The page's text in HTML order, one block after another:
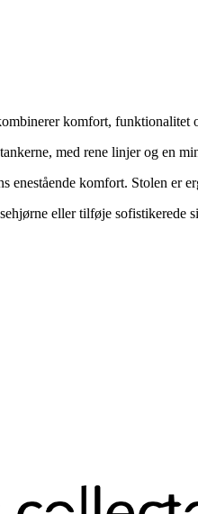
komfort, funktionalitet
med rene linjer og en
enestående komfort. Stolen er
eller tilføje sofistikerede